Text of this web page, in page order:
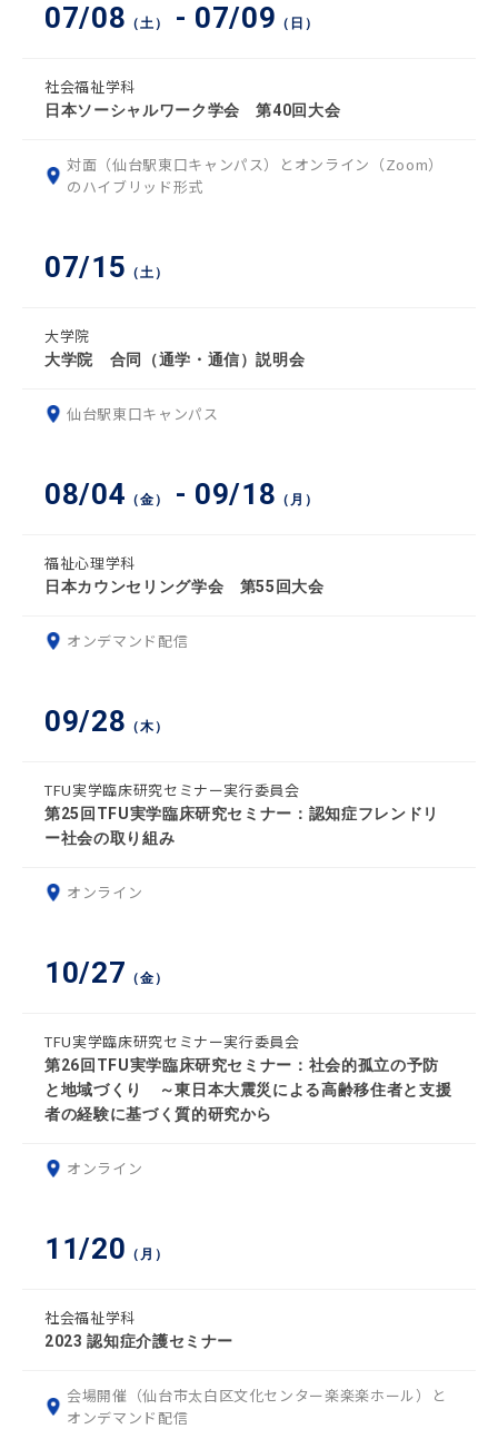
07/08 （土） - 07/09 （日）
社会福祉学科
日本ソーシャルワーク学会 第40回大会
対面（仙台駅東口キャンパス）とオンライン（Zoom）
のハイブリッド形式
07/15 （土）
大学院
大学院 合同（通学・通信）説明会
仙台駅東口キャンパス
08/04 （金） - 09/18 （月）
福祉心理学科
日本カウンセリング学会 第55回大会
オンデマンド配信
09/28 （木）
TFU実学臨床研究セミナー実行委員会
第25回TFU実学臨床研究セミナー：認知症フレンドリ
ー社会の取り組み
オンライン
10/27 （金）
TFU実学臨床研究セミナー実行委員会
第26回TFU実学臨床研究セミナー：社会的孤立の予防
と地域づくり ～東日本大震災による高齢移住者と支援
者の経験に基づく質的研究から
オンライン
11/20 （月）
社会福祉学科
2023 認知症介護セミナー
会場開催（仙台市太白区文化センター楽楽楽ホール）と
オンデマンド配信